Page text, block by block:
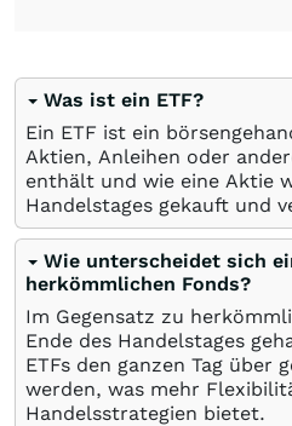
Was ist ein ETF?
Ein ETF ist ein
Aktien, Anleihen oder
enthält und wie eine Aktie
Handelstages gekauft und
Wie unterscheidet sich
herkömmlichen Fonds?
Im Gegensatz zu
Ende des Handelstages
ETFs den ganzen Tag über
werden, was mehr
Handelsstrategien bietet.